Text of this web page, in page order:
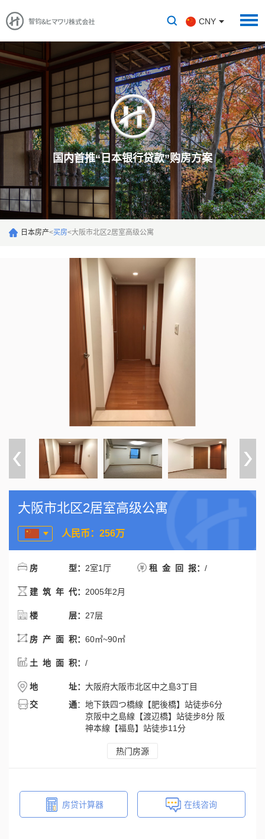
CNY
国内首推“日本银行贷款”购房方案
日本房产<买房<大阪市北区2居室高级公寓
大阪市北区2居室高级公寓
人民币：256万
房型： 2室1厅 租金回报： /
建筑年代： 2005年2月
楼层： 27层
房产面积： 60㎡~90㎡
土地面积： /
地址： 大阪府大阪市北区中之島3丁目
交通： 地下鉄四つ橋線【肥後橋】站徒歩6分
京阪中之島線【渡辺橋】站徒步8分 阪
神本線【福島】站徒歩11分
热门房源
房贷计算器 在线咨询